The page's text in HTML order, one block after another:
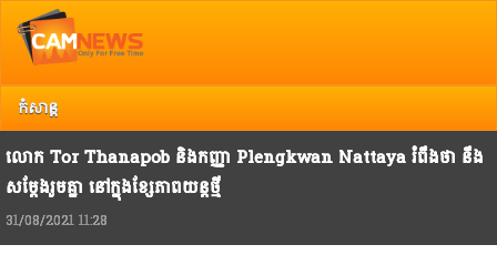
កំសាន្ត
លោក Tor Thanapob និងកញ្ញា Plengkwan Nattaya រំពឹងថា នឹង
សម្ដែងរួមគ្នា នៅក្នុងខ្សែភាពយន្ដថ្មី
31/08/2021 11:28
រាល់ការរិះគន់ កែលំអ បញ្ចេញយោបល់ អ្នកអាចទាក់ទង Camnews តាមរយៈ Email: